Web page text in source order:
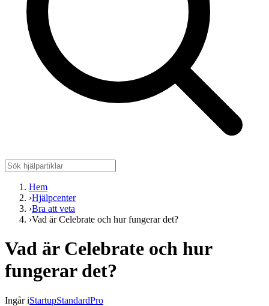
Hem
›Hjälpcenter
›Bra att veta
›Vad är Celebrate och hur fungerar det?
Vad är Celebrate och hur
fungerar det?
Ingår iStartupStandardPro